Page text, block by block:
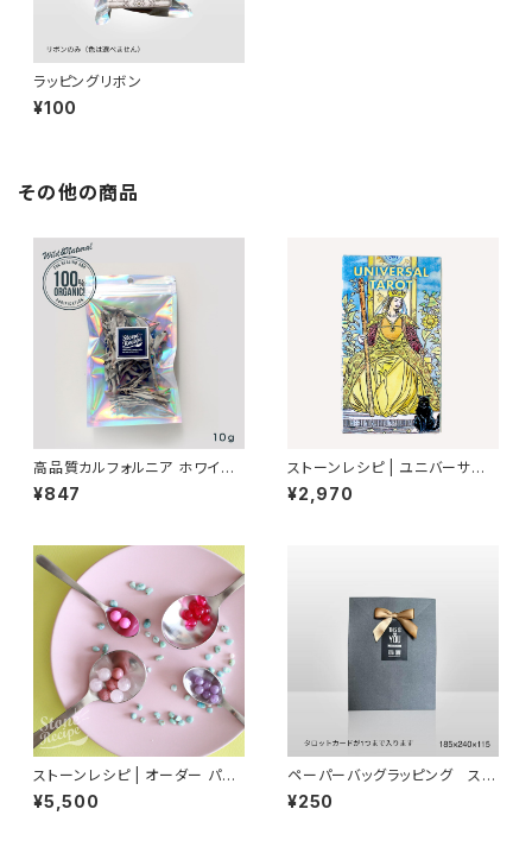
ラッピングリボン
¥100
その他の商品
高品質カルフォルニア ホワイト
セージ (10ｇ)100％オーガニッ
ク | マインドフルネス、瞑想、ヨ
¥847
ストーンレシピ | ユニバーサルタ
ロット（UNIVERSAL TAROT）
正規品 | 日本語小冊子付 占い
¥2,970
ストーンレシピ | オーダー パワ
ーストーンブレスレット
¥5,500
ペーパーバッグラッピング ステ
ッカーが選べる！
¥250